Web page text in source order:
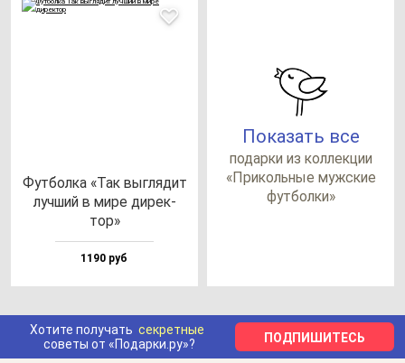
Фут­бол­ка «Так выг­ля­дит
луч­ший в ми­ре ди­рек­
тор»
1190 руб
Показать все
по­дар­ки из кол­лек­ции
«При­коль­ные муж­ские
фут­бол­ки»
Хотите получать секретные
советы от «Подарки.ру»?
ПОДПИШИТЕСЬ